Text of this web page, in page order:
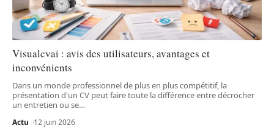
Visualcvai : avis des utilisateurs, avantages et
inconvénients
Dans un monde professionnel de plus en plus compétitif, la
présentation d'un CV peut faire toute la différence entre décrocher
un entretien ou se…
Actu 12 juin 2026